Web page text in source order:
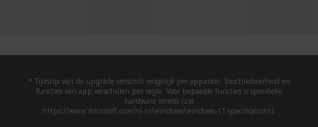
* Tijdstip van de upgrade verschilt mogelijk per apparaat. Beschikbaarheid en
functies van app verschillen per regio. Voor bepaalde functies is specifieke
hardware vereist (zie
https://www.microsoft.com/nl-nl/windows/windows-11-specifications).